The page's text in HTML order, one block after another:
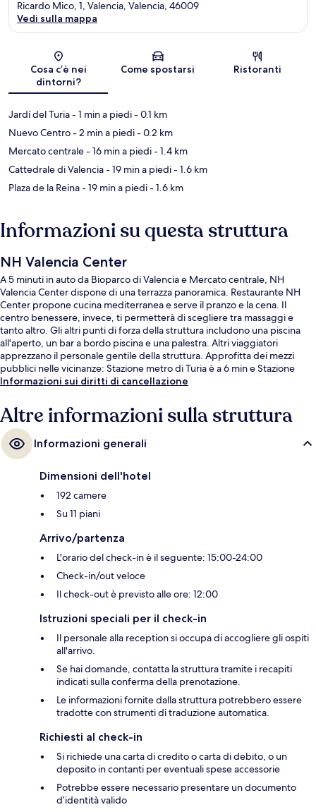
Mappa
Ricardo Mico, 1, Valencia, Valencia, 46009
Vedi sulla mappa
Cosa c’è nei
dintorni?
Come spostarsi Ristoranti
Jardí del Turia- 1 min a piedi- 0.1 km
Nuevo Centro- 2 min a piedi- 0.2 km
Mercato centrale- 16 min a piedi- 1.4 km
Cattedrale di Valencia- 19 min a piedi- 1.6 km
Plaza de la Reina- 19 min a piedi- 1.6 km
Informazioni su questa struttura
NH Valencia Center
A 5 minuti in auto da Bioparco di Valencia e Mercato centrale, NH
Valencia Center dispone di una terrazza panoramica. Restaurante NH
Center propone cucina mediterranea e serve il pranzo e la cena. Il
centro benessere, invece, ti permetterà di scegliere tra massaggi e
tanto altro. Gli altri punti di forza della struttura includono una piscina
all'aperto, un bar a bordo piscina e una palestra. Altri viaggiatori
apprezzano il personale gentile della struttura. Approfitta dei mezzi
pubblici nelle vicinanze: Stazione metro di Turia è a 6 min e Stazione
metro di Campanar-La Fe a 13 min a piedi.
Informazioni sui diritti di cancellazione
Altre informazioni sulla struttura
Informazioni generali
Dimensioni dell'hotel
192 camere
Su 11 piani
Arrivo/partenza
L'orario del check-in è il seguente: 15:00-24:00
Check-in/out veloce
Il check-out è previsto alle ore: 12:00
Istruzioni speciali per il check-in
Il personale alla reception si occupa di accogliere gli ospiti
all'arrivo.
Se hai domande, contatta la struttura tramite i recapiti
indicati sulla conferma della prenotazione.
Le informazioni fornite dalla struttura potrebbero essere
tradotte con strumenti di traduzione automatica.
Richiesti al check-in
Si richiede una carta di credito o carta di debito, o un
deposito in contanti per eventuali spese accessorie
Potrebbe essere necessario presentare un documento
d’identità valido